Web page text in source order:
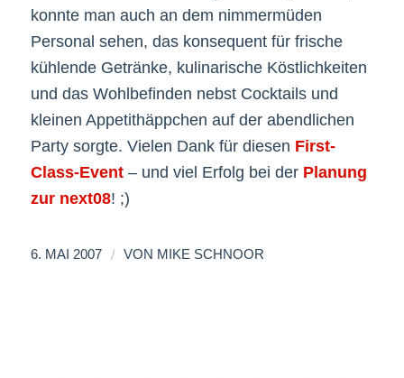
konnte man auch an dem nimmermüden
Personal sehen, das konsequent für frische
kühlende Getränke, kulinarische Köstlichkeiten
und das Wohlbefinden nebst Cocktails und
kleinen Appetithäppchen auf der abendlichen
Party sorgte. Vielen Dank für diesen First-
Class-Event– und viel Erfolg bei der Planung
zur next08! ;)
6. MAI 2007 / VON MIKE SCHNOOR